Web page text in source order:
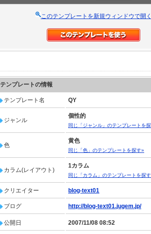
このテンプレートを新規ウィンドウで開
テンプレートの情報
テンプレート名 QY
ジャンル
個性的
同じ「ジャンル」のテンプレートを
色
黄色
同じ「色」のテンプレートを探す»
カラム(レイアウト)
1カラム
同じ「カラム」のテンプレートを探
クリエイター blog-text01
ブログ http://blog-text01.jugem.jp/
公開日 2007/11/08 08:52